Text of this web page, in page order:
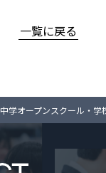
一覧に戻る
中学オープンスクール・学